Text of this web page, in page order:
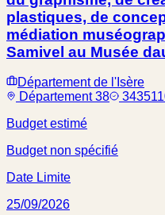
plastiques, de
médiation
Samivel au Musée
Département de l'Isère
Département 38
Budget estimé
Budget non spécifié
Date Limite
25/09/2026